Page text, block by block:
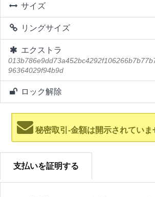
サイズ
リングサイズ
エクストラ
96364029f94b9d
ロック解除
秘密取引-金額は開示されていま
支払いを証明する